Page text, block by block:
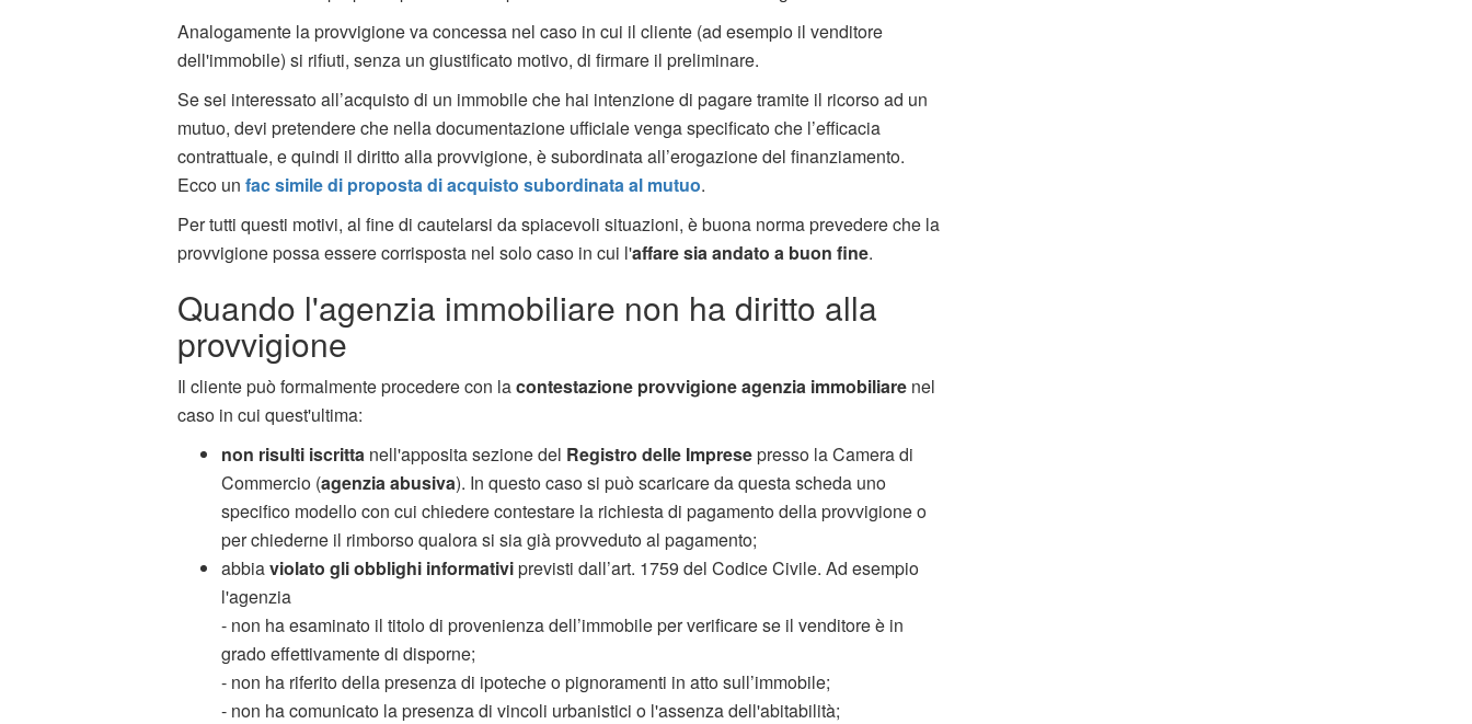
Analogamente la provvigione va concessa nel caso in cui il cliente (ad esempio il venditore
dell'immobile) si rifiuti, senza un giustificato motivo, di firmare il preliminare.
Se sei interessato all’acquisto di un immobile che hai intenzione di pagare tramite il ricorso ad un
mutuo, devi pretendere che nella documentazione ufficiale venga specificato che l’efficacia
contrattuale, e quindi il diritto alla provvigione, è subordinata all’erogazione del finanziamento.
Ecco un fac simile di proposta di acquisto subordinata al mutuo.
Per tutti questi motivi, al fine di cautelarsi da spiacevoli situazioni, è buona norma prevedere che la
provvigione possa essere corrisposta nel solo caso in cui l'affare sia andato a buon fine.
Quando l'agenzia immobiliare non ha diritto alla
provvigione
Il cliente può formalmente procedere con lacontestazione provvigione agenzia immobiliare nel
caso in cui quest'ultima:
non risulti iscritta nell'apposita sezione del Registro delle Impresepresso la Camera di
Commercio (agenzia abusiva). In questo caso si può scaricare da questa scheda uno
specifico modello con cui chiedere contestare la richiesta di pagamento della provvigione o
per chiederne il rimborso qualora si sia già provveduto al pagamento;
abbiaviolato gli obblighi informativiprevisti dall’art. 1759 del Codice Civile. Ad esempio
l'agenzia
- non ha esaminato il titolo di provenienza dell’immobile per verificare se il venditore è in
grado effettivamente di disporne;
- non ha riferito della presenza di ipoteche o pignoramenti in atto sull’immobile;
- non ha comunicato la presenza di vincoli urbanistici o l'assenza dell'abitabilità;